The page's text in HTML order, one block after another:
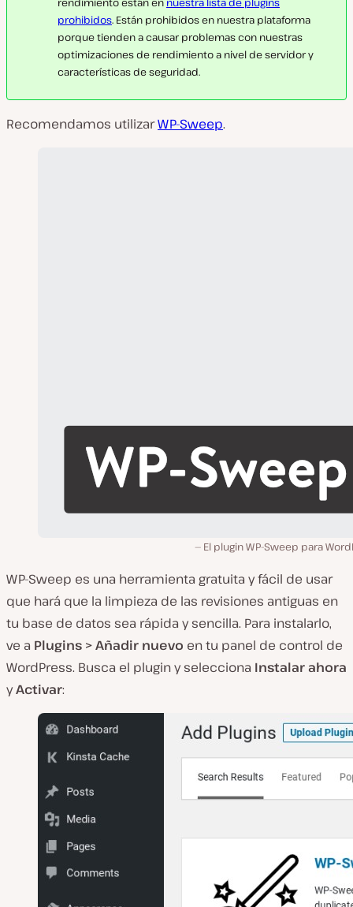
prohibidos. Están prohibidos en nuestra plataforma
porque tienden a causar problemas con nuestras
optimizaciones de rendimiento a nivel de servidor y
características de seguridad.
Recomendamos utilizarWP-Sweep.
El plugin WP-Sweep para
WP-Sweep es una herramienta gratuita y fácil de usar
que hará que la limpieza de las revisiones antiguas en
tu base de datos sea rápida y sencilla. Para instalarlo,
ve a Plugins > Añadir nuevo en tu panel de control de
WordPress. Busca el plugin y selecciona Instalar ahora
yActivar: